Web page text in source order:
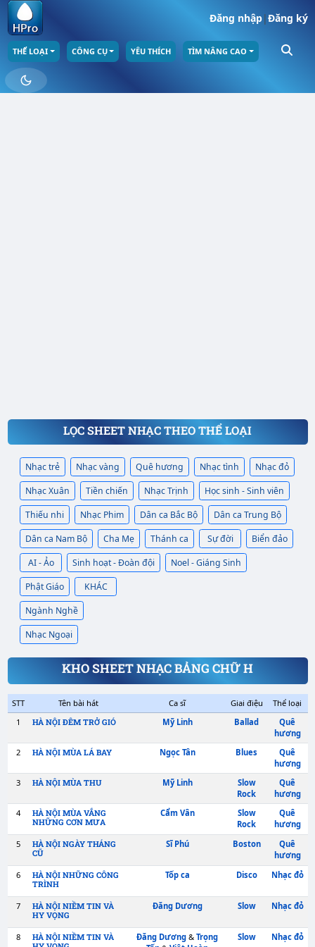
Đăng nhập|Đăng ký
THỂ LOẠI CÔNG CỤ YÊU THÍCH TÌM NÂNG CAO
LỌC SHEET NHẠC THEO THỂ LOẠI
Nhạc trẻ Nhạc vàng Quê hương Nhạc tình
Nhạc đỏ
Nhạc Xuân
Tiền chiến Nhạc Trịnh
Học sinh - Sinh viên
Thiếu nhi
Nhạc Phim Dân ca Bắc Bộ
Dân ca Trung Bộ
Dân ca Nam Bộ
Cha Mẹ Thánh ca Sự đời
Biển đảo
AI - Ảo
Sinh hoạt - Đoàn đội
Noel - Giáng Sinh
Phật Giáo
KHÁC
Ngành Nghề
Nhạc Ngoại
KHO SHEET NHẠC BẢNG CHỮ H
STT Tên bài hát
Giai
1
HÀ NỘI ĐÊM TRỞ GIÓ Mỹ Linh
2 HÀ NỘI MÙA LÁ BAY Ngọc Tân